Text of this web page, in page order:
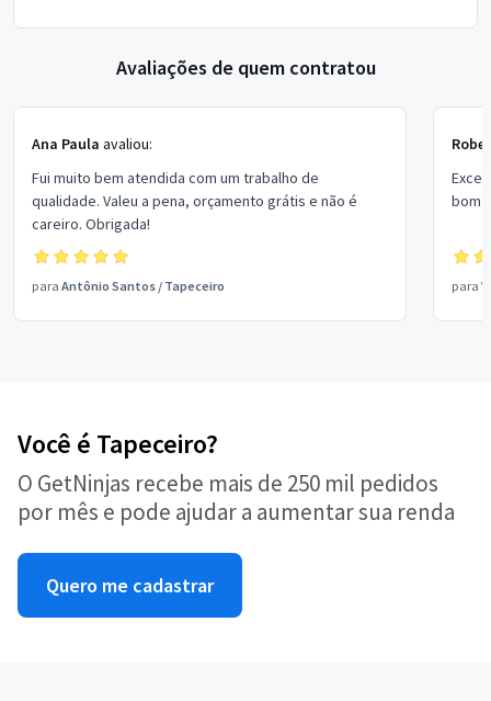
Avaliações de quem contratou
Ana Paula avaliou:
Fui muito bem atendida com um trabalho de
qualidade. Valeu a pena, orçamento grátis e não é
careiro. Obrigada!
para Antônio Santos / Tapeceiro
bom
para
Você é Tapeceiro?
O GetNinjas recebe mais de 250 mil pedidos
por mês e pode ajudar a aumentar sua renda
Quero me cadastrar